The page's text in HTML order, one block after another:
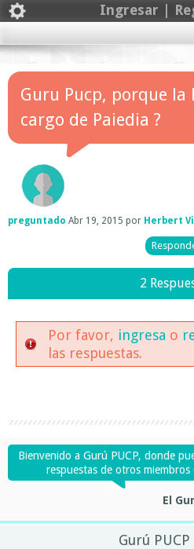
Ingresar |
Guru Pucp, porque la
cargo de Paiedia ?
preguntado Abr 19, 2015 por Herbert
2
Por favor, ingresa o
las respuestas.
Bienvenido a Gurú PUCP, donde
respuestas de otros miembros
El
Gurú PUCP